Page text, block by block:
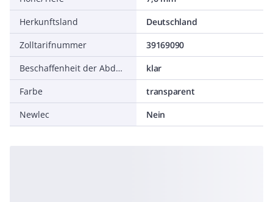
Herkunftsland
Deutschland
Zolltarifnummer
39169090
Beschaffenheit der Abdeckung
klar
Farbe
transparent
Newlec
Nein